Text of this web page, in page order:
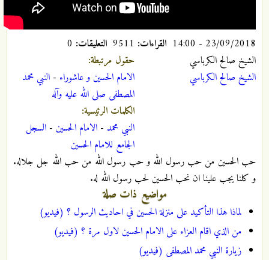
23/09/2018 - 14:00 القراءات: التعليقات:
الشيخ صالح الكرباسي
الشيخ صالح الكرباسي
حقول مرتبطة:
الامام الحسين و عاشوراء - النبي محمد
المصطفى صلى الله عليه وآله
الكلمات الرئيسية:
النبي محمد - الامام الحسين - السجل
الجامع للامام الحسين
حب الحسين من حب رسول الله و حب رسول الله من حب الله جل جلاله.
و كلنا يجب علينا ان نحب الحسين لحب رسول الله له.
مواضيع ذات صلة
لماذا هذا التأكيد على منزلة الحسين في احاديث الرسول ؟ (فيديو)
من الذي اقام العزاء على الامام الحسين لاول مرة ؟ (فيديو)
زيارة النبي محمد المصطفى (فيديو)